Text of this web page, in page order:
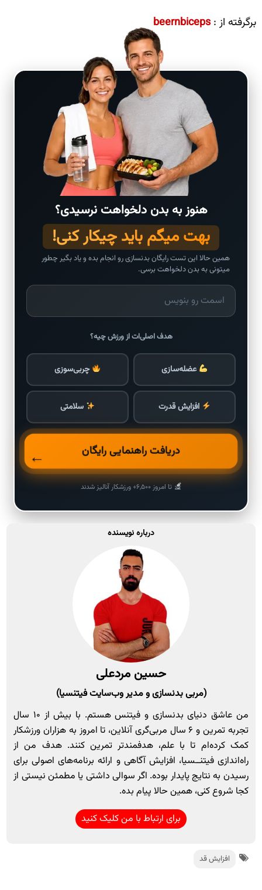
برگرفته از : beernbiceps
هنوز به بدن دلخواهت نرسیدی؟
بهت میگم باید چیکار کنی!
همین حالا این تست رایگان بدنسازی رو انجام بده و یاد بگیر چطور
میتونی به بدن دلخواهت برسی.
هدف اصلی‌ات از ورزش چیه؟
عضله‌سازی چربی‌سوزی
افزایش قدرت سلامتی
دریافت راهنمایی رایگان ←
تا امروز ۶,۵۰۰+ ورزشکار آنالیز شدند
درباره نویسنده
حسین مردعلی
(مربی بدنسازی و مدیر وب‌سایت فیتنسیا)
من عاشق دنیای بدنسازی و فیتنس هستم. با بیش از ۱۰ سال
تجربه تمرین و ۶ سال مربی‌گری آنلاین، تا امروز به هزاران ورزشکار
کمک کرده‌ام تا با علم، هدفمندتر تمرین کنند. هدف من از
راه‌اندازی فیتنــسیا، افزایش آگاهی و ارائه برنامه‌های اصولی برای
رسیدن به نتایج پایدار بوده. اگر سوالی داشتی یا مطمئن نیستی از
کجا شروع کنی، همین حالا پیام بده.
برای ارتباط با من کلیک کنید
افزایش قد